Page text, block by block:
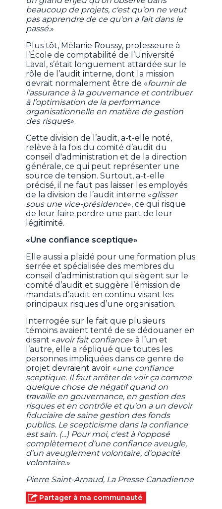
beaucoup de projets, c'est qu'on ne veut
pas apprendre de ce qu'on a fait dans le
passé.»
Plus tôt, Mélanie Roussy, professeure à
l’École de comptabilité de l’Université
Laval, s’était longuement attardée sur le
rôle de l’audit interne, dont la mission
devrait normalement être de «fournir de
l’assurance à la gouvernance et contribuer
à l’optimisation de la performance
organisationnelle en matière de gestion
des risques».
Cette division de l’audit, a-t-elle noté,
relève à la fois du comité d’audit du
conseil d'administration et de la direction
générale, ce qui peut représenter une
source de tension. Surtout, a-t-elle
précisé, il ne faut pas laisser les employés
de la division de l’audit interne «glisser
sous une vice-présidence», ce qui risque
de leur faire perdre une part de leur
légitimité.
«Une confiance sceptique»
Elle aussi a plaidé pour une formation plus
serrée et spécialisée des membres du
conseil d’administration qui siègent sur le
comité d’audit et suggère l’émission de
mandats d’audit en continu visant les
principaux risques d’une organisation.
Interrogée sur le fait que plusieurs
témoins avaient tenté de se dédouaner en
disant «avoir fait confiance» à l’un et
l’autre, elle a répliqué que toutes les
personnes impliquées dans ce genre de
projet devraient avoir «une confiance
sceptique. Il faut arrêter de voir ça comme
quelque chose de négatif quand on
travaille en gouvernance, en gestion des
risques et en contrôle et qu'on a un devoir
fiduciaire de saine gestion des fonds
publics. Le scepticisme dans la confiance
est sain. (…) Pour moi, c'est à l'opposé
complètement d'une confiance aveugle,
d'un aveuglement volontaire, d'opacité
volontaire.»
Pierre Saint-Arnaud, La Presse Canadienne
Partager à ma communauté